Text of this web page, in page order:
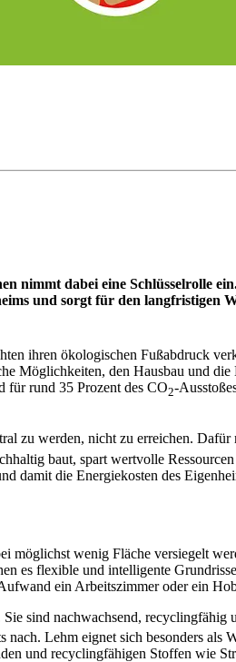
nimmt dabei eine Schlüsselrolle
und sorgt für den langfristigen
ihren ökologischen Fußabdruck
Möglichkeiten, den Hausbau und
für rund 35 Prozent des CO2-
zu werden, nicht zu erreichen. Dafür
baut, spart wertvolle
damit die Energiekosten des
möglichst wenig Fläche versiegelt
es flexible und intelligente
ein Arbeitszimmer oder ein
sind nachwachsend, recyclingfähig
Lehm eignet sich besonders als
und recyclingfähigen Stoffen wie